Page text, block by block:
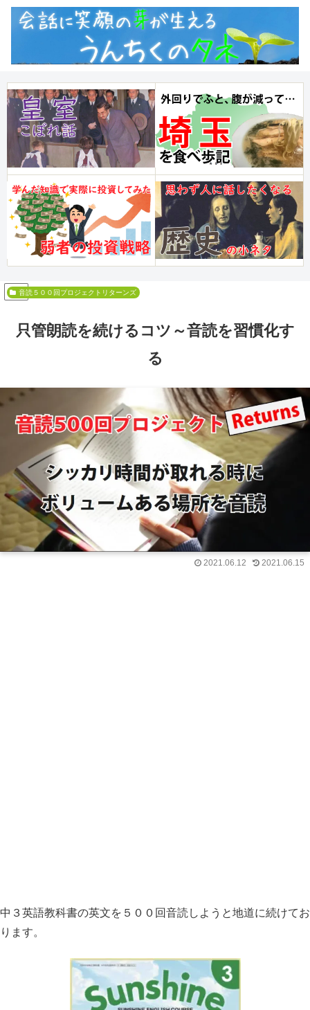
PR
只管朗読を続けるコツ～音読を習慣化す
る
2021.06.12 2021.06.15
中３英語教科書の英文を５００回音読しようと地道に続けてお
ります。
音読５００回プロジェクトリターンズ